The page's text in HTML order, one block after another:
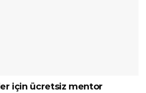
için ücretsiz mentor